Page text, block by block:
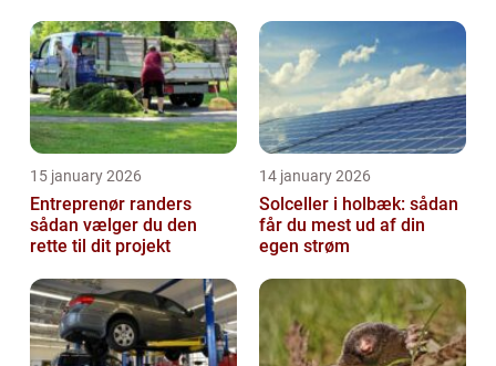
15 january 2026
Entreprenør randers
sådan vælger du den
rette til dit projekt
14 january 2026
Solceller i holbæk: sådan
får du mest ud af din
egen strøm